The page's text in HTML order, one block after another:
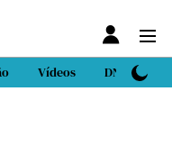
Vídeos DN Sport